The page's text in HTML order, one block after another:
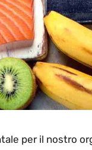
per il nostro